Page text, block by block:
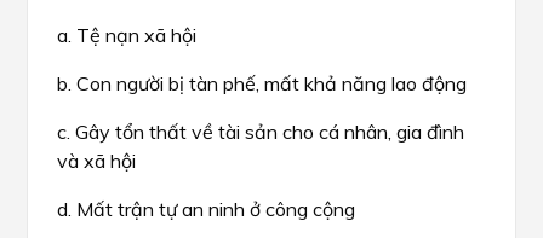
a. Tệ nạn xã hội
b. Con người bị tàn phế, mất khả năng lao động
c. Gây tổn thất về tài sản cho cá nhân, gia đình
và xã hội
d. Mất trận tự an ninh ở công cộng